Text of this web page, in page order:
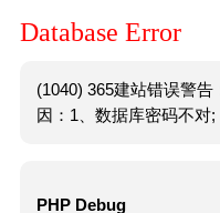
Database Error
(1040) 365建站错误警
因：1、数据库密码不对;
PHP Debug